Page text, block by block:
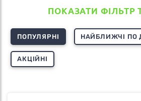
ПОКАЗАТИ ФІЛЬТР
ПОПУЛЯРНІ НАЙБЛИЖЧІ ПО
АКЦІЙНІ